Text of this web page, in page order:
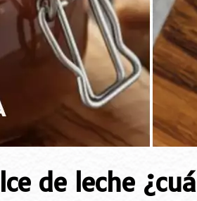
de leche ¿cuál